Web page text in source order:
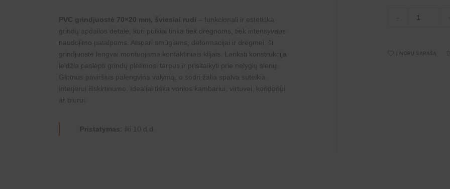
€29.87
through
€146.97
PVC grindjuostė 70×20 mm, šviesiai rudi – funkcionali ir estetiška
grindų apdailos detalė, kuri puikiai tinka tiek drėgnoms, tiek intensyvaus
naudojimo patalpoms. Atspari smūgiams, deformacijai ir drėgmei, ši
grindjuostė lengvai montuojama kontaktiniais klijais. Lanksti konstrukcija
leidžia paslėpti grindų plėtimosi tarpus ir prisitaikyti prie nelygių sienų.
Glotnus paviršius palengvina valymą, o sodri žalia spalva suteikia
interjerui išskirtinumo. Idealiai tinka vonios kambariui, virtuvei, koridoriui
ar biurui.
Pristatymas: iki 10 d.d.
plintusai
mm;
-
Į NORŲ SĄRAŠĄ